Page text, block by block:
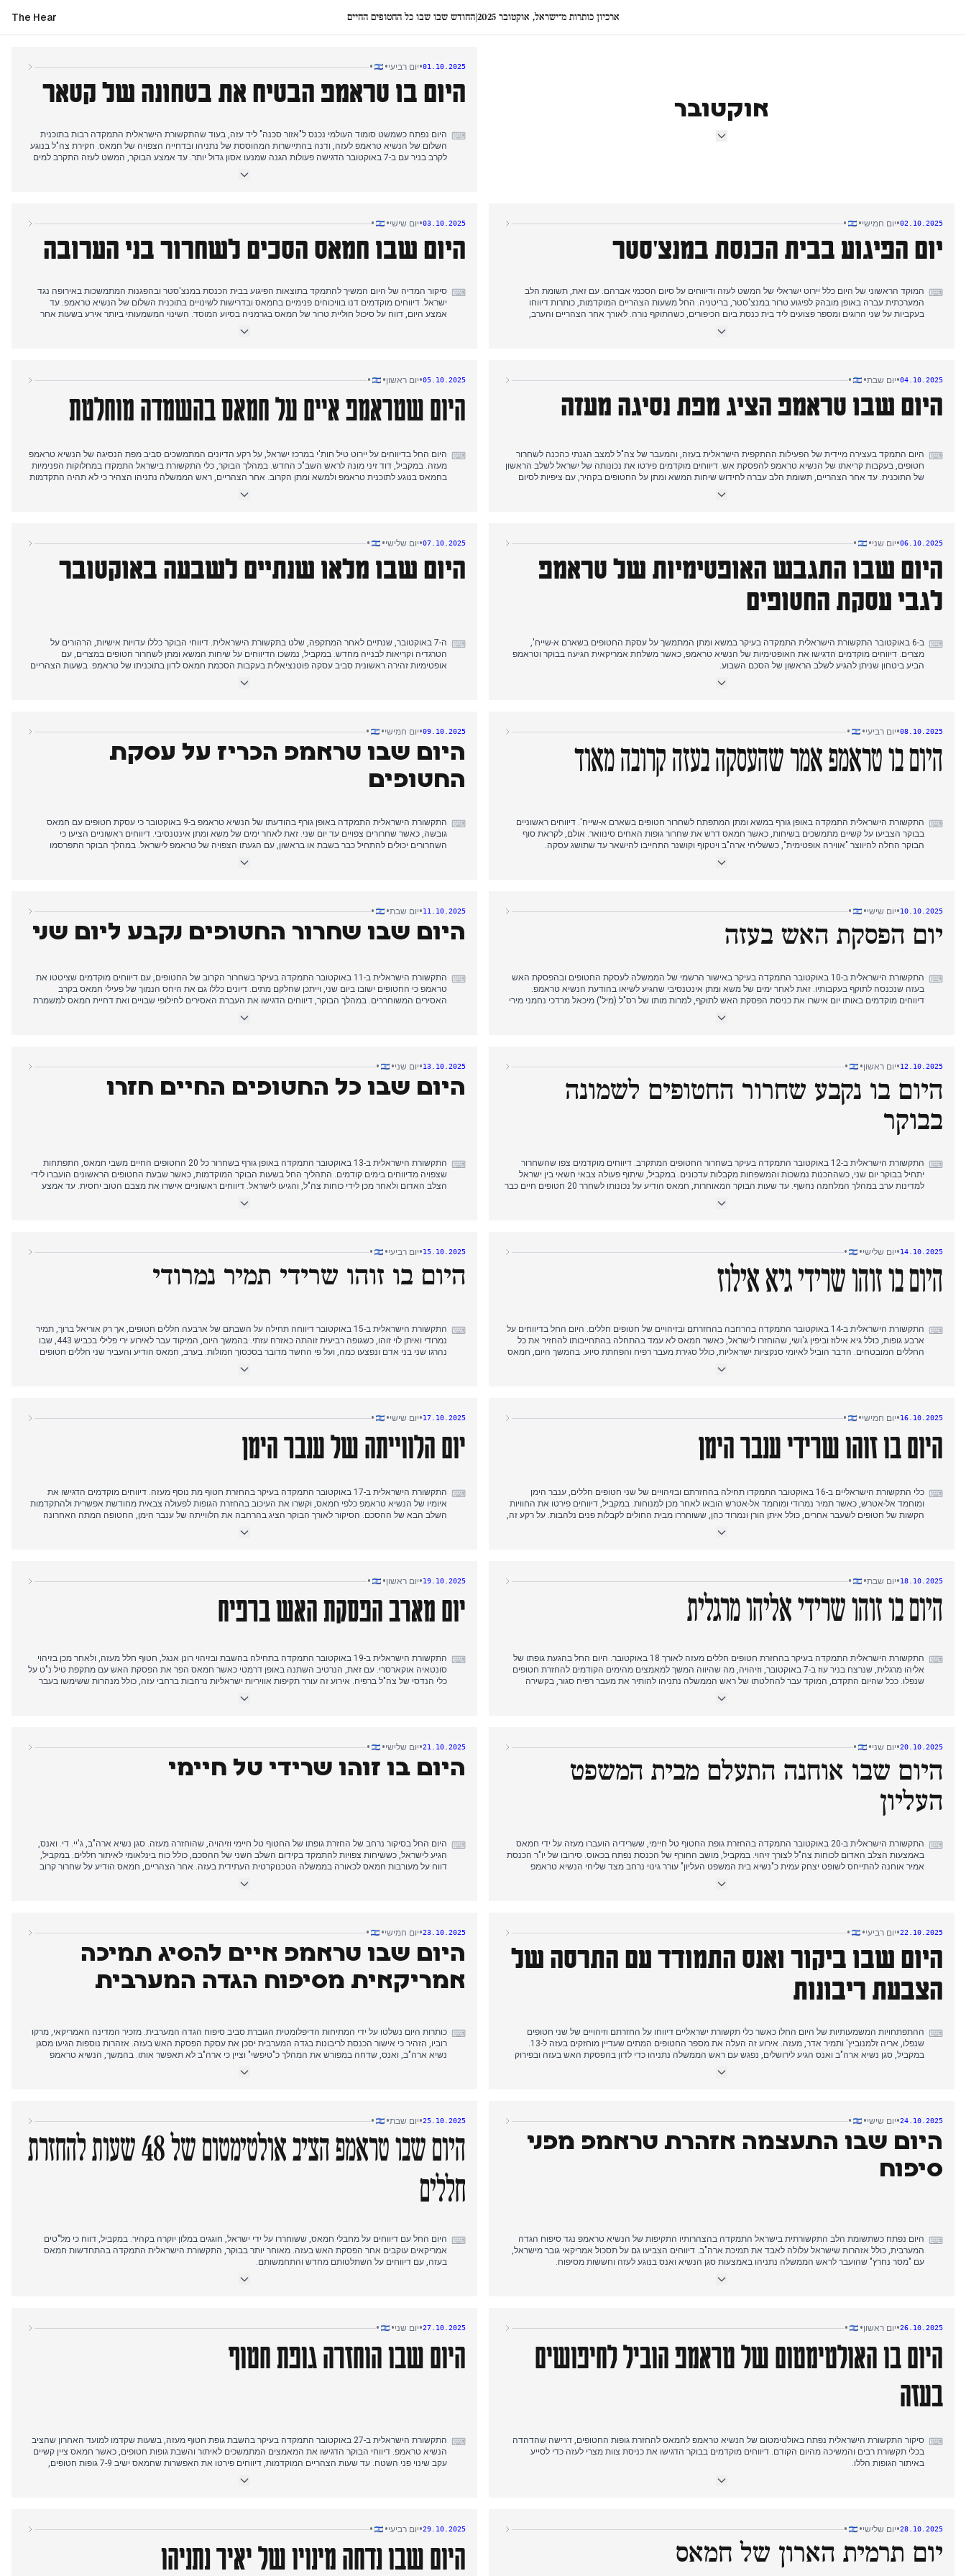
The Hear החודש שבו שבו כל החטופים החיים| ארכיון כותרות מ־ישראל, אוקטובר 2025
אוקטובר
01.10.2025
•יום רביעי•
•
היום בו טראמפ הבטיח את בטחונה של קטאר
⌨ היום נפתח כשמשט סומוד העולמי נכנס ל"אזור סכנה" ליד עזה, בעוד שהתקשורת הישראלית התמקדה רבות בתוכנית
השלום של הנשיא טראמפ לעזה, ודנה בהתיישרות המהוססת של נתניהו ובדחייה הצפויה של חמאס. חקירת צה"ל בנוגע
לקרב בניר עם ב-7 באוקטובר הדגישה פעולות הגנה שמנעו אסון גדול יותר. עד אמצע הבוקר, המשט לעזה התקרב למים
02.10.2025
•יום חמישי•
•
יום הפיגוע בבית הכנסת במנצ'סטר
⌨ המוקד הראשוני של היום כלל יירוט ישראלי של המשט לעזה ודיווחים על סיום הסכמי אברהם. עם זאת, תשומת הלב
המערכתית עברה באופן מובהק לפיגוע טרור במנצ'סטר, בריטניה. החל משעות הצהריים המוקדמות, כותרות דיווחו
בעקביות על שני הרוגים ומספר פצועים ליד בית כנסת ביום הכיפורים, כשהתוקף נורה. לאורך אחר הצהריים והערב,
הגברת אמצעי האבטחה. בערב, התוקף זוהה כג'יהאד אל-שאמי, אזרח סורי-בריטי, והועלו חששות לגבי אנטישמיות גוברת
03.10.2025
•יום שישי•
•
היום שבו חמאס הסכים לשחרור בני הערובה
⌨ סיקור המדיה של היום המשיך להתמקד בתוצאות הפיגוע בבית הכנסת במנצ'סטר ובהפגנות המתמשכות באירופה נגד
ישראל. דיווחים מוקדמים דנו בוויכוחים פנימיים בחמאס ובדרישות לשינויים בתוכנית השלום של הנשיא טראמפ. עד
אמצע היום, דווח על סיכול חוליית טרור של חמאס בגרמניה בסיוע המוסד. השינוי המשמעותי ביותר אירע בשעות אחר
השבוע הבא, תוך איום בהשלכות חמורות. בעקבות זאת, חמאס הודיע רשמית על נכונותו לשחרר את כל בני הערובה
04.10.2025
•יום שבת•
•
היום שבו טראמפ הציג מפת נסיגה מעזה
⌨ היום התמקד בעצירה מיידית של הפעילות ההתקפית הישראלית בעזה, והמעבר של צה"ל למצב הגנתי כהכנה לשחרור
חטופים, בעקבות קריאתו של הנשיא טראמפ להפסקת אש. דיווחים מוקדמים פירטו את נכונותה של ישראל לשלב הראשון
של התוכנית. עד אחר הצהריים, תשומת הלב עברה לחידוש שיחות המשא ומתן על החטופים בקהיר, עם ציפיות לסיום
מפת נסיגה חדשה לעזה, וקבע שישראל הסכימה לקו נסיגה ראשוני בכפוף לאישור חמאס להפסקת אש ולשחרור חטופים.
05.10.2025
•יום ראשון•
•
היום שטראמפ איים על חמאס בהשמדה מוחלטת
⌨ היום החל בדיווחים על יירוט טיל חות'י במרכז ישראל, על רקע הדיונים המתמשכים סביב מפת הנסיגה של הנשיא טראמפ
מעזה. במקביל, דוד זיני מונה לראש השב"כ החדש. במהלך הבוקר, כלי התקשורת בישראל התמקדו במחלוקות הפנימיות
בחמאס בנוגע לתוכנית טראמפ ולמשא ומתן הקרוב. אחר הצהריים, ראש הממשלה נתניהו הצהיר כי לא תהיה התקדמות
מוחלטת" אם יסרב לוותר על השלטון בעזה. היום הסתיים בהודעת חמאס כי החל לאסוף את גופות החטופים ההרוגים,
06.10.2025
•יום שני•
•
היום שבו התגבש האופטימיות של טראמפ
לגבי עסקת החטופים
⌨
ב-6 באוקטובר התקשורת הישראלית התמקדה בעיקר במשא ומתן המתמשך על עסקת החטופים בשארם א-שייח',
מצרים. דיווחים מוקדמים הדגישו את האופטימיות של הנשיא טראמפ, כאשר משלחת אמריקאית הגיעה בבוקר וטראמפ
הביע ביטחון שניתן להגיע לשלב הראשון של הסכם השבוע.
לאורך היום, הדיונים התרכזו בהגעת המשלחת הישראלית למצרים ובהנחיות ראש הממשלה נתניהו, תוך הדגשת לוח
מלאת שנתיים למתקפות 7 באוקטובר זכתה אף היא לסיקור נרחב, עם עדויות אישיות והתייחסויות להשפעת הסכסוך.
07.10.2025
•יום שלישי•
•
היום שבו מלאו שנתיים לשבעה באוקטובר
⌨
ה-7 באוקטובר, שנתיים לאחר המתקפה, שלט בתקשורת הישראלית. דיווחי הבוקר כללו עדויות אישיות, הרהורים על
הטרגדיה וקריאות לבנייה מחדש. במקביל, נמשכו הדיווחים על שיחות המשא ומתן לשחרור חטופים במצרים, עם
אופטימיות זהירה ראשונית סביב עסקה פוטנציאלית בעקבות הסכמת חמאס לדון בתוכניתו של טראמפ. בשעות הצהריים
שחרור החטופים לנסיגה מלאה מעזה. הנשיא טראמפ הביע אופטימיות לפתרון מהיר. בערב, נערכו טקסי זיכרון לאומיים
08.10.2025
•יום רביעי•
•
היום בו טראמפ אמר שהעסקה בעזה קרובה מאוד
⌨ התקשורת הישראלית התמקדה באופן גורף במשא ומתן המתפתח לשחרור חטופים בשארם א-שייח'. דיווחים ראשוניים
בבוקר הצביעו על קשיים מתמשכים בשיחות, כאשר חמאס דרש את שחרור גופות האחים סינוואר. אולם, לקראת סוף
הבוקר החלה להיווצר "אווירה אופטימית", כששליחי ארה"ב ויטקוף וקושנר התחייבו להישאר עד שתושג עסקה.
אחר הצהריים, גורמים ישראלים הביעו אופטימיות זהירה לגבי התקרבות להשלמת השלב הראשון של העסקה, עם צפי
התיכון עד יום ראשון, מה שחיזק את התמקדות התקשורת בהסכם קרוב. דיווחים מאוחרים יותר העלו כי עסקה עשויה
להיחתם בתוך שעות, כאשר חמאס הסכים לתנאים וטראמפ צפוי להכריז על הפריצה הדרך.
09.10.2025
•יום חמישי•
•
היום שבו טראמפ הכריז על עסקת
החטופים
⌨
התקשורת הישראלית התמקדה באופן גורף בהודעתו של הנשיא טראמפ ב-9 באוקטובר כי עסקת חטופים עם חמאס
גובשה, כאשר שחרורים צפויים עד יום שני. זאת לאחר ימים של משא ומתן אינטנסיבי. דיווחים ראשוניים הציעו כי
השחרורים יכולים להתחיל כבר בשבת או בראשון, עם הגעתו הצפויה של טראמפ לישראל. במהלך הבוקר התפרסמו
אחר הצהריים, טראמפ הכריז על סיום מלחמת עזה ועל כך שהחטופים יחזרו ביום שני או שלישי. ישיבת הקבינט
10.10.2025
•יום שישי•
•
יום הפסקת האש בעזה
⌨
התקשורת הישראלית ב-10 באוקטובר התמקדה בעיקר באישור הרשמי של הממשלה לעסקת החטופים ובהפסקת האש
בעזה שנכנסה לתוקף בעקבותיו. זאת לאחר ימים של משא ומתן אינטנסיבי שהגיע לשיאו בהודעת הנשיא טראמפ.
דיווחים מוקדמים באותו יום אישרו את כניסת הפסקת האש לתוקף, למרות מותו של רס"ל (מיל') מיכאל מרדכי נחמני מירי
בשעות הבוקר המאוחרות, ראש הממשלה נתניהו הגן על העסקה, וציין כי עמד בלחצים אדירים והפריך טענות שהעסקה
הייתה זמינה זמן רב. הוא גם הזהיר מפני המשך פירוז רצועת עזה. אחר הצהריים, התקשורת התמקדה בהכנות לקליטת
החטופים, שאמורים לשוב כבר ביום ראשון, עם דגש דיפלומטי על הערבויות האמריקאיות וסעיף דרמטי שישראל התעקשה
עליו בנוגע לסיוע לעזה. נמשכו גם הדיונים על פתיחת מעבר רפיח ופסגה קרובה במצרים בהשתתפות טראמפ.
11.10.2025
•יום שבת•
•
היום שבו שחרור החטופים נקבע ליום שני
⌨
התקשורת הישראלית ב-11 באוקטובר התמקדה בעיקר בשחרור הקרוב של החטופים, עם דיווחים מוקדמים שציטטו את
טראמפ כי החטופים ישובו ביום שני, וייתכן שחלקם מתים. דיונים כללו גם את היחס הנמוך של פעילי חמאס בקרב
האסירים המשוחררים. במהלך הבוקר, דיווחים הדגישו את העברת האסירים לחילופי שבויים ואת דחיית חמאס למשמרת
האמריקאי וויטקוף ביקר בעזה כדי לאשר את נסיגת צה"ל ובהמשך נאם בעצרת בכיכר החטופים, שם זכה לתשואות אך גם
12.10.2025
•יום ראשון•
•
היום בו נקבע שחרור החטופים לשמונה
בבוקר
⌨
התקשורת הישראלית ב-12 באוקטובר התמקדה בעיקר בשחרור החטופים המתקרב. דיווחים מוקדמים צפו שהשחרור
יתחיל בבוקר יום שני, כשההכנות נמשכות והמשפחות מקבלות עדכונים. במקביל, שיתוף פעולה צבאי חשאי בין ישראל
למדינות ערב במהלך המלחמה נחשף. עד שעות הבוקר המאוחרות, חמאס הודיע על נכונותו לשחרר 20 חטופים חיים כבר
13.10.2025
•יום שני•
•
היום שבו כל החטופים החיים חזרו
⌨
התקשורת הישראלית ב-13 באוקטובר התמקדה באופן גורף בשחרור כל 20 החטופים החיים משבי חמאס, התפתחות
שצפויה מדיווחים בימים קודמים. התהליך החל בשעות הבוקר המוקדמות, כאשר שבעת החטופים הראשונים הועברו לידי
הצלב האדום ולאחר מכן לידי כוחות צה"ל, והגיעו לישראל. דיווחים ראשוניים אישרו את מצבם הטוב יחסית. עד אמצע
החיים שוחררו. במקביל, הנשיא טראמפ הגיע לישראל ונאם בכנסת, הכריז על סיום מלחמת עזה וחגג את שובם של
14.10.2025
•יום שלישי•
•
היום בו זוהו שרידי גיא אילוז
⌨
התקשורת הישראלית ב-14 באוקטובר התמקדה בהרחבה בהחזרתם ובזיהויים של חטופים חללים. היום החל בדיווחים על
ארבע גופות, כולל גיא אילוז וביפין ג'ושי, שהוחזרו לישראל, כאשר חמאס לא עמד בהתחלה בהתחייבותו להחזיר את כל
החללים המובטחים. הדבר הוביל לאיומי סנקציות ישראליות, כולל סגירת מעבר רפיח והפחתת סיוע. בהמשך היום, חמאס
הצלב האדום היה בדרכו, ולאחר מכן קיבל ארבעה ארונות, שהועברו לכוחות צה"ל ועברו לשטח ישראל לצורך זיהוי. בניגוד
15.10.2025
•יום רביעי•
•
היום בו זוהו שרידי תמיר נמרודי
⌨
התקשורת הישראלית ב-15 באוקטובר דיווחה תחילה על השבתם של ארבעה חללים חטופים, אך רק אוריאל ברוך, תמיר
נמרודי ואיתן לוי זוהו, כשגופה רביעית זוהתה כאזרח עזתי. בהמשך היום, המיקוד עבר לאירוע ירי פלילי בכביש 443, שבו
נהרגו שני בני אדם ונפצעו כמה, ועל פי החשד מדובר בסכסוך חמולות. בערב, חמאס הודיע והעביר שני חללים חטופים
בהשתתפות השבוי המשוחרר מתן אנגרסט, והנשיא טראמפ איים בחידוש הפעולה הצבאית הישראלית אם חמאס יפר
16.10.2025
•יום חמישי•
•
היום בו זוהו שרידי ענבר הימן
⌨
כלי התקשורת הישראליים ב-16 באוקטובר התמקדו תחילה בהחזרתם ובזיהויים של שני חטופים חללים, ענבר הימן
ומוחמד אל-אטרש, כאשר תמיר נמרודי ומוחמד אל-אטרש הובאו לאחר מכן למנוחות. במקביל, דיווחים פירטו את החוויות
הקשות של חטופים לשעבר אחרים, כולל איתן הורן ונמרוד כהן, ששוחררו מבית החולים לקבלות פנים נלהבות. על רקע זה,
בצמצום סיוע אם לא יוחזרו גופות נוספות. הנשיא טראמפ גם פרסם אזהרות חמורות לחמאס. בד בבד, מותו של רמטכ"ל
17.10.2025
•יום שישי•
•
יום הלווייתה של ענבר הימן
⌨
התקשורת הישראלית ב-17 באוקטובר התמקדה בעיקר בהחזרת חטוף מת נוסף מעזה. דיווחים מוקדמים הדגישו את
איומיו של הנשיא טראמפ כלפי חמאס, וקשרו את העיכוב בהחזרת הגופות לפעולה צבאית מחודשת אפשרית ולהתקדמות
השלב הבא של ההסכם. הסיקור לאורך הבוקר הציג בהרחבה את הלווייתה של ענבר הימן, החטופה המתה האחרונה
כשבארץ נערכו להעברה. דיווחים עוקבים עקבו אחר דרכו של הצלב האדום לקבל את שרידי הגופה בדרום רצועת עזה,
18.10.2025
•יום שבת•
•
היום בו זוהו שרידי אליהו מרגלית
⌨
התקשורת הישראלית התמקדה בעיקר בהחזרת חטופים חללים מעזה לאורך 18 באוקטובר. היום החל בהגעת גופתו של
אליהו מרגלית, שנרצח בניר עוז ב-7 באוקטובר, וזיהויה, מה שהיווה המשך למאמצים מהימים הקודמים להחזרת חטופים
שנפלו. ככל שהיום התקדם, המוקד עבר להחלטתו של ראש הממשלה נתניהו להותיר את מעבר רפיח סגור, בקשירה
נוספים, כאשר הדיווחים עקבו אחר מעורבות הצלב האדום והעברת הגופות לכוחות צה"ל ולישראל לצורך זיהוי. נרטיב
19.10.2025
•יום ראשון•
•
יום מארב הפסקת האש ברפיח
⌨
התקשורת הישראלית ב-19 באוקטובר התמקדה בתחילה בהשבת ובזיהוי רונן אנגל, חטוף חלל מעזה, ולאחר מכן בזיהוי
סונטאיה אוקארסרי. עם זאת, הנרטיב השתנה באופן דרמטי כאשר חמאס הפר את הפסקת האש עם מתקפת טיל נ"ט על
כלי הנדסי של צה"ל ברפיח. אירוע זה עורר תקיפות אוויריות ישראליות נרחבות ברחבי עזה, כולל מנהרות ששימשו בעבר
להפסיק את הסיוע ההומניטרי לעזה. היום הגיע לשיאו עם ההודעה הטרגית על מותם של רב-סרן יניב קולא וסמ"ר איתי
20.10.2025
•יום שני•
•
היום שבו אוחנה התעלם מבית המשפט
העליון
⌨
התקשורת הישראלית ב-20 באוקטובר התמקדה בהחזרת גופת החטוף טל חיימי, ששרידיה הועברו מעזה על ידי חמאס
באמצעות הצלב האדום לכוחות צה"ל לצורך זיהוי. במקביל, מושב החורף של הכנסת נפתח בכאוס. סירובו של יו"ר הכנסת
אמיר אוחנה להתייחס לשופט יצחק עמית כ"נשיא בית המשפט העליון" עורר גינוי נרחב מצד שליחי הנשיא טראמפ
של טראמפ נגד חמאס ועל החששות הגוברים סביב משבר הגיוס בתוך הקואליציה.
21.10.2025
•יום שלישי•
•
היום בו זוהו שרידי טל חיימי
⌨ היום החל בסיקור נרחב של החזרת גופתו של החטוף טל חיימי וזיהויה, שהוחזרה מעזה. סגן נשיא ארה"ב, ג'יי. די. ואנס,
הגיע לישראל, כששיחות צפויות להתמקד בקידום השלב השני של ההסכם, כולל כוח בינלאומי לאיתור חללים. במקביל,
דווח על מעורבות חמאס לכאורה בממשלה הטכנוקרטית העתידית בעזה. אחר הצהריים, חמאס הודיע על שחרור קרוב
הצלב האדום קיבל את הגופות בדרום עזה, והן הועברו לידי ישראל לזיהוי במכון לרפואה משפטית.
22.10.2025
•יום רביעי•
•
היום שבו ביקור ואנס התמודד עם התרסה של
הצבעת ריבונות
⌨ ההתפתחויות המשמעותיות של היום החלו כאשר כלי תקשורת ישראליים דיווחו על החזרתם וזיהויים של שני חטופים
שנפלו, אריה זלמנוביץ' ותמיר אדר, מעזה. אירוע זה העלה את מספר החטופים המתים שעדיין מוחזקים בעזה ל-13.
במקביל, סגן נשיא ארה"ב ואנס הגיע לירושלים, נפגש עם ראש הממשלה נתניהו כדי לדון בהפסקת האש בעזה ובפירוק
חוק להחלת ריבונות ישראלית ביהודה ושומרון, מה שהוביל למתחים פנימיים בקואליציה ולהדחתו של חבר הכנסת
23.10.2025
•יום חמישי•
•
היום שבו טראמפ איים להסיג תמיכה
אמריקאית מסיפוח הגדה המערבית
⌨ כותרות היום נשלטו על ידי המתיחות הדיפלומטית הגוברת סביב סיפוח הגדה המערבית. מזכיר המדינה האמריקאי, מרקו
רוביו, הזהיר כי אישור הכנסת לריבונות בגדה המערבית יסכן את עסקת הפסקת האש בעזה. אזהרות נוספות הגיעו מסגן
נשיא ארה"ב, ואנס, שדחה במפורש את המהלך כ"טיפשי" וציין כי ארה"ב לא תאפשר אותו. בהמשך, הנשיא טראמפ
נתניהו עצר את חקיקת הסיפוח בעקבות ההתנגדות האמריקאית העזה. בינתיים, שר האוצר סמוטריץ' התנצל על אמירותיו
24.10.2025
•יום שישי•
•
היום שבו התעצמה אזהרת טראמפ מפני
סיפוח
⌨ היום נפתח כשתשומת הלב התקשורתית בישראל התמקדה בהצהרותיו התקיפות של הנשיא טראמפ נגד סיפוח הגדה
המערבית, כולל אזהרות שישראל עלולה לאבד את תמיכת ארה"ב. דיווחים הצביעו גם על תסכול אמריקאי גובר מישראל,
עם "מסר נחרץ" שהועבר לראש הממשלה נתניהו באמצעות סגן הנשיא ואנס בנוגע לעזה וחששות מסיפוח.
בהמשך הבוקר, ביקורו של מזכיר המדינה האמריקאי רוביו הגביר את המיקוד בעתיד עזה, והדגיש את דרישות ארה"ב
25.10.2025
•יום שבת•
•
היום שבו טראמפ הציב אולטימטום של 48 שעות להחזרת
חללים
⌨ היום החל עם דיווחים על מחבלי חמאס, ששוחררו על ידי ישראל, חוגגים במלון יוקרה בקהיר. במקביל, דווח כי מל"טים
אמריקאים עוקבים אחר הפסקת האש בעזה. מאוחר יותר בבוקר, התקשורת הישראלית התמקדה בהתחדשות חמאס
בעזה, עם דיווחים על השתלטותם מחדש והתחמשותם.
בתחילת אחר הצהריים, דיווחים הצביעו על כך שחמאס עשוי לשחרר חטופים חללים, אם כי זה אופיין מאוחר יותר
26.10.2025
•יום ראשון•
•
היום בו האולטימטום של טראמפ הוביל לחיפושים
בעזה
⌨ סיקור התקשורת הישראלית נפתח באולטימטום של הנשיא טראמפ לחמאס להחזרת גופות החטופים, דרישה שהדהדה
בכלי תקשורת רבים והמשיכה מהיום הקודם. דיווחים מוקדמים בבוקר הדגישו את כניסת צוות מצרי לעזה כדי לסייע
באיתור הגופות הללו.
לקראת סוף הבוקר, המיקוד עבר להתחלת חיפושי הצלב האדום אחר חטופים מתים בעזה, במיוחד באזור רפיח וממזרח
בתחילת אחר הצהריים, המוסד חשף רשת טרור איראנית הפועלת באוסטרליה, יוון וגרמניה, וזיהה את "סרדאר עמר"
כראש הרשת. בערב, דיווחים אישרו אישור ישראלי לחמאס, הצלב האדום וצוותים מצריים לאיתור חטופים מתים בעזה,
כולל באזורים שבשליטת צה"ל, תוך ציון מפורש של המאמצים לאיתור שרידיו של הדר גולדין. זאת במקביל לחדשות על
27.10.2025
•יום שני•
•
היום שבו הוחזרה גופת חטוף
⌨
התקשורת הישראלית ב-27 באוקטובר התמקדה בעיקר בהשבת גופת חטוף מעזה, בשעות שקדמו למועד האחרון שהציב
הנשיא טראמפ. דיווחי הבוקר הדגישו את המאמצים המתמשכים לאיתור והשבת גופות חטופים, כאשר חמאס ציין קשיים
עקב שינוי פני השטח. עד שעות הצהריים המוקדמות, דיווחים פירטו את האפשרות שחמאס ישיב 7-9 גופות חטופים,
28.10.2025
•יום שלישי•
•
יום תרמית הארון של חמאס
29.10.2025
•יום רביעי•
•
היום שבו נדחה מינויו של יאיר נתניהו